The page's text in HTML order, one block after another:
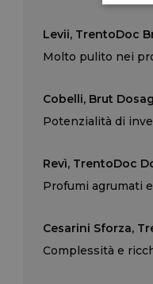
Levii, TrentoDoc
Molto pulito nei
Cobelli, Brut
Potenzialità di
Revì, TrentoDoc
Profumi agrumati
Cesarini Sforza,
Complessità e